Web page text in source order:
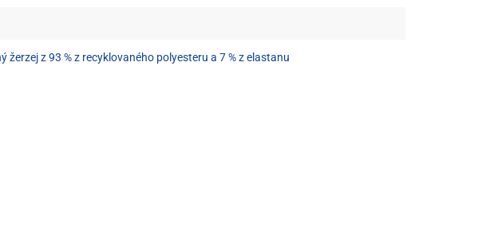
žerzej z 93 % z recyklovaného polyesteru a 7 % z elastanu